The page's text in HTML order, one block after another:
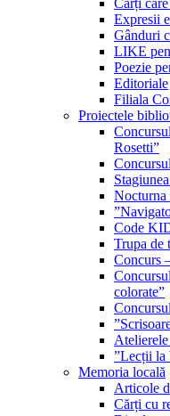
Cărți
Expresii
Gânduri
LIKE
Poezie
Editoriale
Filiala
Proiectele
Rosetti”
Code
Trupa de
Concurs
colorate”
Atelierele
”Lecții la
Memoria locală
Articole
Cărți cu